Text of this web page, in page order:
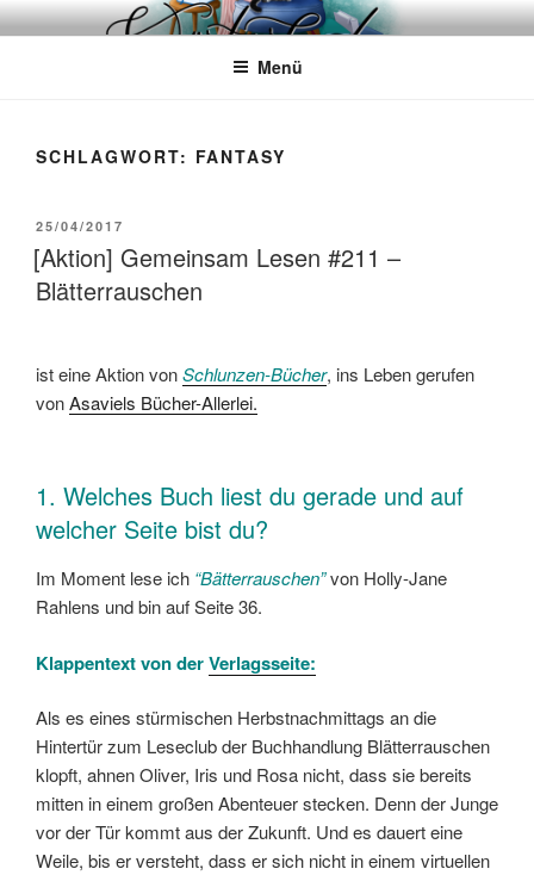
Zum
InhaltWÖRTERKATZE
Von Büchern erzählen
Menü
SCHLAGWORT: FANTASY
VERÖFFENTLICHT
AM
25/04/2017
[Aktion] Gemeinsam Lesen #211 –
Blätterrauschen
ist eine Aktion vonSchlunzen-Bücher, ins Leben gerufen
vonAsaviels Bücher-Allerlei.
1. Welches Buch liest du gerade und auf
welcher Seite bist du?
Im Moment lese ich “Bätterrauschen”von Holly-Jane
Rahlens und bin auf Seite 36.
Klappentext von derVerlagsseite:
Als es eines stürmischen Herbstnachmittags an die
Hintertür zum Leseclub der Buchhandlung Blätterrauschen
klopft, ahnen Oliver, Iris und Rosa nicht, dass sie bereits
mitten in einem großen Abenteuer stecken. Denn der Junge
vor der Tür kommt aus der Zukunft. Und es dauert eine
Weile, bis er versteht, dass er sich nicht in einem virtuellen